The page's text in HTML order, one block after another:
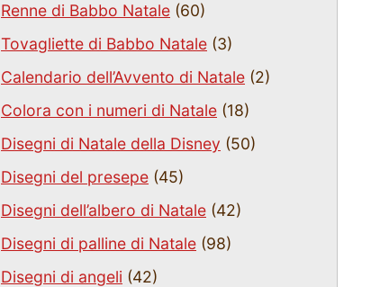
Renne di Babbo Natale (60)
Tovagliette di Babbo Natale (3)
Calendario dell’Avvento di Natale (2)
Colora con i numeri di Natale (18)
Disegni di Natale della Disney (50)
Disegni del presepe (45)
Disegni dell’albero di Natale (42)
Disegni di palline di Natale (98)
Disegni di angeli (42)